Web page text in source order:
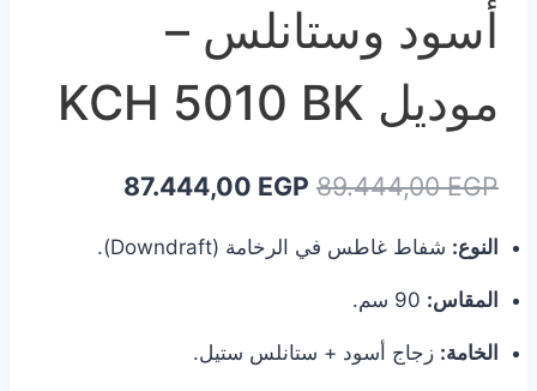
أسود وستانلس –
موديل KCH 5010 BK
89.444,00EGP
السعر
هو:
87.444,00 EGP
هو:
النوع: شفاط غاطس في الرخامة (Downdraft).
المقاس:
الخامة: زجاج أسود + ستانلس ستيل.